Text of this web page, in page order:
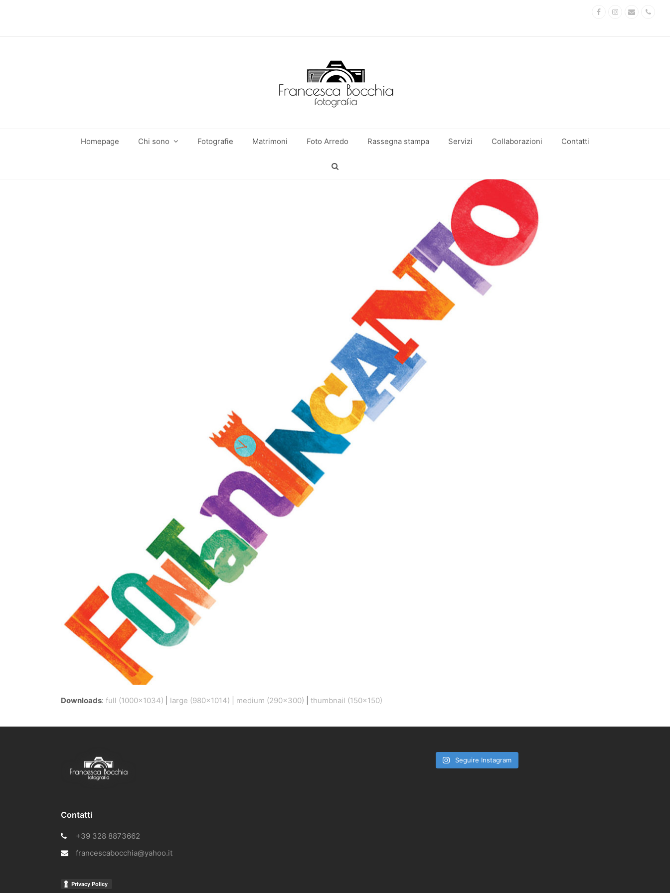
FacebookInstagram
Email
Homepage Chi sono Fotografie Matrimoni Foto Arredo Rassegna stampa Servizi Collaborazioni Contatti
Downloads: full (1000x1034) large (980x1014) medium (290x300) thumbnail (150x150)
Contatti
+39 328 8873662
francescabocchia@yahoo.it
Seguire Instagram